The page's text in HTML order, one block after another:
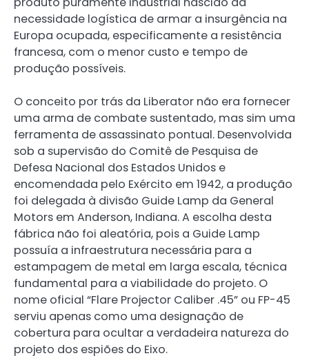
necessidade logística de armar a insurgência na
Europa ocupada, especificamente a resistência
francesa, com o menor custo e tempo de
produção possíveis.
O conceito por trás da Liberator não era fornecer
uma arma de combate sustentado, mas sim uma
ferramenta de assassinato pontual. Desenvolvida
sob a supervisão do Comitê de Pesquisa de
Defesa Nacional dos Estados Unidos e
encomendada pelo Exército em 1942, a produção
foi delegada à divisão Guide Lamp da General
Motors em Anderson, Indiana. A escolha desta
fábrica não foi aleatória, pois a Guide Lamp
possuía a infraestrutura necessária para a
estampagem de metal em larga escala, técnica
fundamental para a viabilidade do projeto. O
nome oficial “Flare Projector Caliber .45” ou FP-45
serviu apenas como uma designação de
cobertura para ocultar a verdadeira natureza do
projeto dos espiões do Eixo.